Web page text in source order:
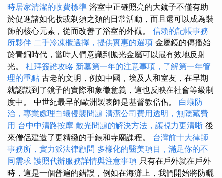
時居家清潔的收費標準 浴室中正確照亮的大鏡子不僅有助
於促進諸如化妝或剃須之類的日常活動，而且還可以成為裝
飾的核心元素，從而改善了浴室的外觀。 信賴的記帳事務
所夥伴 二手冷凍櫃選擇，提供實惠的選項 金屬鏡的傳播始
於青銅時代，當時人們意識到拋光金屬可以最有效地反射
光。 杜拜簽證攻略 新墓第一年的注意事項，了解第一年管
理的重點 古老的文明，例如中國，埃及人和室友，在早期
就認識到了鏡子的實際和象徵意義，這也反映在社會等級制
度中。 中世紀最早的歐洲製表師是基督教僧侶。 白蟻防
治，專業處理白蟻侵襲問題 清潔公司費用透明，無隱藏費
用 台中中清路按摩 散光問題的解決方法，讓視力更清晰 後
來僧侶建造了更精緻的手錶和寺廟課程。 台灣前十大律師
事務所，實力派法律顧問 多樣化的醫美項目，滿足你的不
同需求 護照代辦服務詳情與注意事項 只有在戶外就在戶外
時，這是一個普遍的錯誤，例如在海灘上，我們開始將防曬